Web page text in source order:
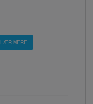
LÆR MERE